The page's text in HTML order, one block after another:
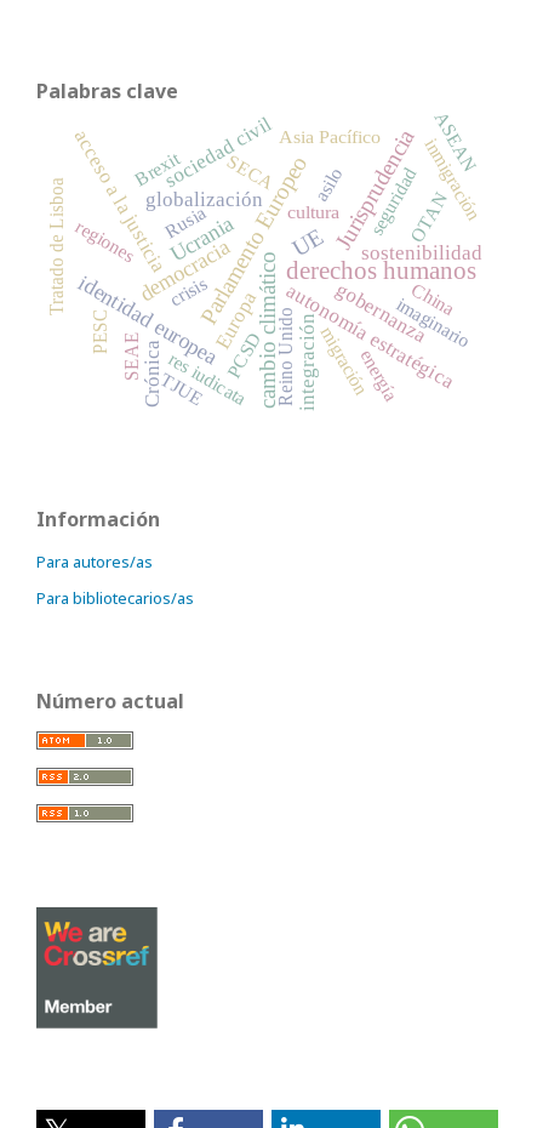
Palabras clave
derechos humanos
Parlamento Europeo
UE
cambio climático
Jurisprudencia
democracia
identidad europea
Ucrania
autonomía estratégica
Europa
Crónica integración
gobernanza
acceso a la justiciaglobalización
sociedad civil
sostenibilidad
migración
crisis
PCSD
regiones
Tratado de Lisboa Rusia
Brexit
cultura
PESC imaginario
seguridad
energía
inmigración
Reino Unido
res iudicata
China
Asia Pacífico
TJUE
OTAN
SEAE
SECA asilo
ASEAN
Información
Para autores/as
Para bibliotecarios/as
Número actual